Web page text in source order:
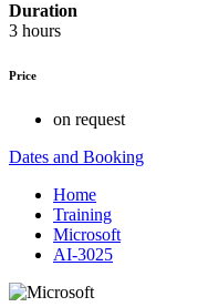
Duration
3 hours
Price
on request
Dates and Booking
Home
Training
Microsoft
AI-3025